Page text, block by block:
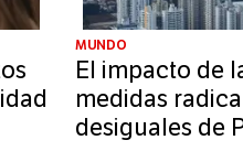
MUNDO
El impacto de
medidas
desiguales de